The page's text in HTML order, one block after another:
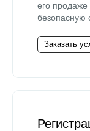
его
безопасную
Заказать